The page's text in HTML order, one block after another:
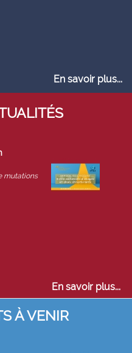
En savoir plus...
mutations
En savoir plus...
À VENIR